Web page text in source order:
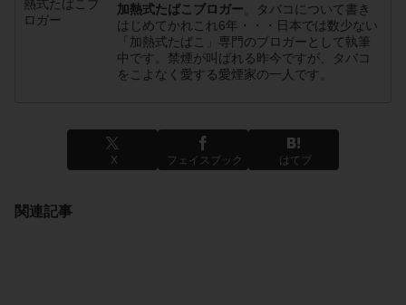
加熱式たばこブロガー 。タバコについて書き
はじめてかれこれ6年・・・日本では数少ない
「加熱式たばこ」専門のブロガーとして執筆
中です。禁煙が叫ばれる昨今ですが、タバコ
をこよなく愛する愛煙家の一人です。
X フェイスブック はてブ
関連記事